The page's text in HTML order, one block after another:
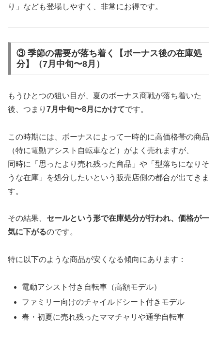
り」なども登場しやすく、非常にお得です。
③ 季節の需要が落ち着く【ボーナス後の在庫処
分】（7月中旬〜8月）
もうひとつの狙い目が、夏のボーナス商戦が落ち着いた
後、つまり 7月中旬〜8月にかけてです。
この時期には、ボーナスによって一時的に高価格帯の商品
（特に電動アシスト自転車など）がよく売れますが、
同時に「思ったより売れ残った商品」や「型落ちになりそ
うな在庫」を処分したいという販売店側の都合が出てきま
す。
その結果、 セールという形で在庫処分が行われ、価格が一
気に下がるのです。
特に以下のような商品が安くなる傾向にあります：
電動アシスト付き自転車（高額モデル）
ファミリー向けのチャイルドシート付きモデル
春・初夏に売れ残ったママチャリや通学自転車